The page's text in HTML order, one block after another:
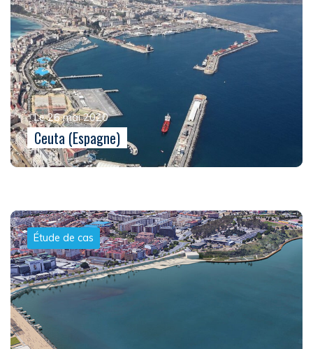
Le 26 mai 2020
Ceuta (Espagne)
Étude de cas